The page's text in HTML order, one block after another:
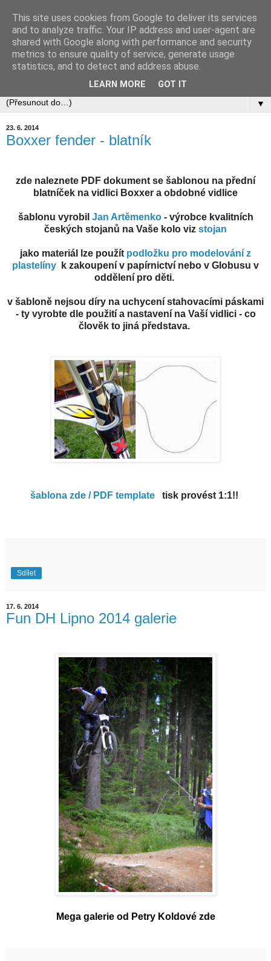
▼
23. 6. 2014
Boxxer fender - blatník
zde naleznete PDF dokument se šablonou na přední
blatníček na vidlici Boxxer a obdobné vidlice
šablonu vyrobil Jan Artěmenko- výrobce kvalitních
českých stojanů na Vaše kolo viz stojan
jako materiál lze použít podložku pro modelování z
plastelíny
k zakoupení v papírnictví nebo v Globusu v
oddělení pro děti.
v šabloně nejsou díry na uchycení stahovacími páskami
- ty vyrobte dle použití a nastavení na Vaší vidlici - co
člověk to jiná představa.
šablona zde / PDF template tisk provést 1:1!!
Sdílet
17. 6. 2014
Fun DH Lipno 2014 galerie
Mega galerie od Petry Koldové zde
This site uses cookies from Google to deliver its services
and to analyze traffic. Your IP address and user-agent are
shared with Google along with performance and security
metrics to ensure quality of service, generate usage
statistics, and to detect and address abuse.
LEARN MORE GOT IT